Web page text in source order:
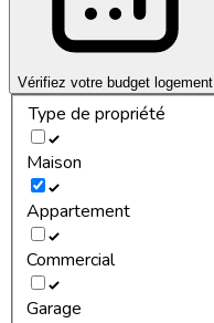
Vérifiez votre budget logement
Type de propriété
Maison
Appartement
Commercial
Garage